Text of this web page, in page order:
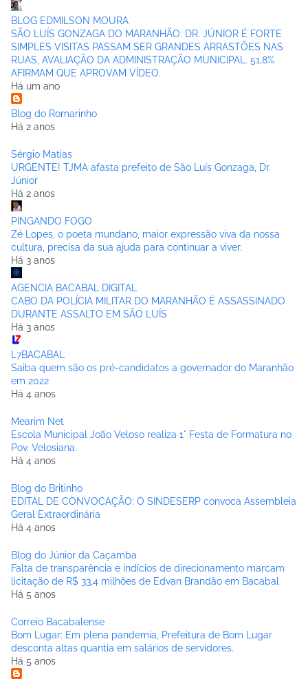
BLOG EDMILSON MOURA
SÃO LUÍS GONZAGA DO MARANHÃO: DR. JÚNIOR É FORTE
SIMPLES VISITAS PASSAM SER GRANDES ARRASTÕES NAS
RUAS, AVALIAÇÃO DA ADMINISTRAÇÃO MUNICIPAL. 51,8%
AFIRMAM QUE APROVAM VÍDEO.
Há um ano
Blog do Romarinho
Há 2 anos
Sérgio Matias
URGENTE! TJMA afasta prefeito de São Luís Gonzaga, Dr.
Júnior
Há 2 anos
PINGANDO FOGO
Zé Lopes, o poeta mundano, maior expressão viva da nossa
cultura, precisa da sua ajuda para continuar a viver.
Há 3 anos
AGENCIA BACABAL DIGITAL
CABO DA POLÍCIA MILITAR DO MARANHÃO É ASSASSINADO
DURANTE ASSALTO EM SÃO LUÍS
Há 3 anos
L7BACABAL
Saiba quem são os pré-candidatos a governador do Maranhão
em 2022
Há 4 anos
Mearim Net
Escola Municipal João Veloso realiza 1° Festa de Formatura no
Pov. Velosiana.
Há 4 anos
Blog do Britinho
EDITAL DE CONVOCAÇÃO: O SINDESERP convoca Assembleia
Geral Extraordinária
Há 4 anos
Blog do Júnior da Caçamba
Falta de transparência e indícios de direcionamento marcam
licitação de R$ 33,4 milhões de Edvan Brandão em Bacabal
Há 5 anos
Correio Bacabalense
Bom Lugar: Em plena pandemia, Prefeitura de Bom Lugar
desconta altas quantia em salários de servidores.
Há 5 anos